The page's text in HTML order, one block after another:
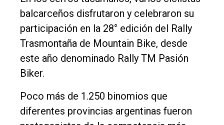
General
Política
Cultura
Entrevistas
Deportes
Fúnebres
balcarceños disfrutaron y celebraron su
participación en la 28° edición del Rally
Trasmontaña de Mountain Bike, desde
este año denominado Rally TM Pasión
Biker.
Poco más de 1.250 binomios que
diferentes provincias argentinas fueron